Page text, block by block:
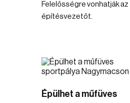
Felelősségre vonhatják az
építésvezetőt.
Épülhet a műfüves